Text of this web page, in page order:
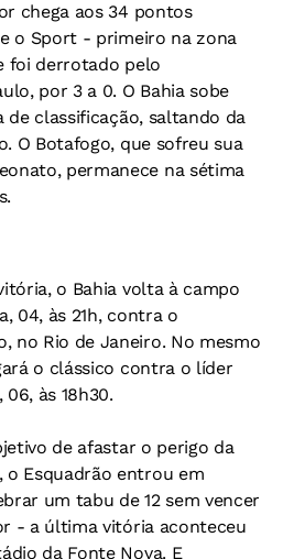
chega aos 34 pontos
o Sport - primeiro na zona
foi derrotado pelo
por 3 a 0. O Bahia sobe
classificação, saltando da
O Botafogo, que sofreu sua
permanece na sétima
o Bahia volta à campo
04, às 21h, contra o
no Rio de Janeiro. No mesmo
o clássico contra o líder
às 18h30.
de afastar o perigo da
o Esquadrão entrou em
um tabu de 12 sem vencer
- a última vitória aconteceu
da Fonte Nova. E